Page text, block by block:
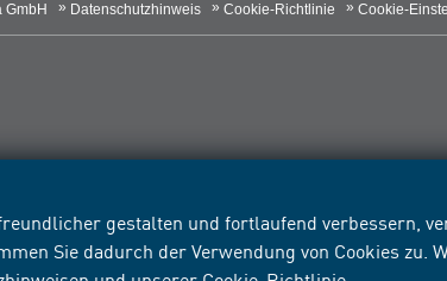
gestalten und fortlaufend verbessern,
Sie dadurch der Verwendung von Cookies zu.
GmbH Datenschutzhinweis Cookie-Richtlinie Cookie-